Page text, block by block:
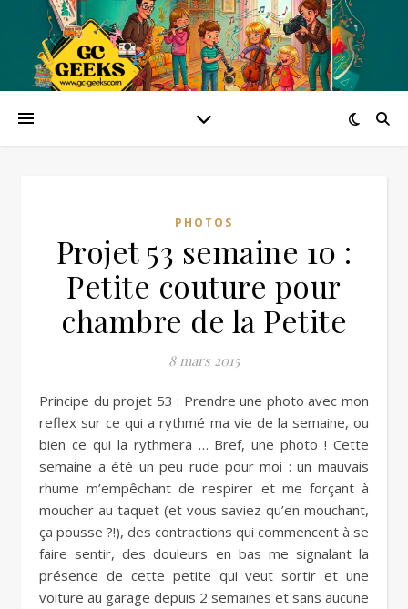
PHOTOS
Projet 53 semaine 10 :
Petite couture pour
chambre de la Petite
8 mars 2015
Principe du projet 53 : Prendre une photo avec mon
reflex sur ce qui a rythmé ma vie de la semaine, ou
bien ce qui la rythmera … Bref, une photo ! Cette
semaine a été un peu rude pour moi : un mauvais
rhume m’empêchant de respirer et me forçant à
moucher au taquet (et vous saviez qu’en mouchant,
ça pousse ?!), des contractions qui commencent à se
faire sentir, des douleurs en bas me signalant la
présence de cette petite qui veut sortir et une
voiture au garage depuis 2 semaines et sans aucune